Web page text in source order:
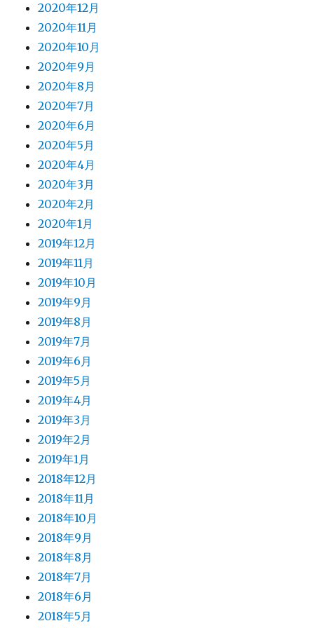
2020年12月
2020年11月
2020年10月
2020年9月
2020年8月
2020年7月
2020年6月
2020年5月
2020年4月
2020年3月
2020年2月
2020年1月
2019年12月
2019年11月
2019年10月
2019年9月
2019年8月
2019年7月
2019年6月
2019年5月
2019年4月
2019年3月
2019年2月
2019年1月
2018年12月
2018年11月
2018年10月
2018年9月
2018年8月
2018年7月
2018年6月
2018年5月